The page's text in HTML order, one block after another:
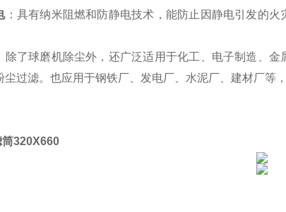
：具有纳米阻燃和防静电技术，能防止因静电引发的
除了球磨机除尘外，还广泛适用于化工、电子制造、
尘过滤。也应用于钢铁厂、发电厂、水泥厂、建材厂等
320X660